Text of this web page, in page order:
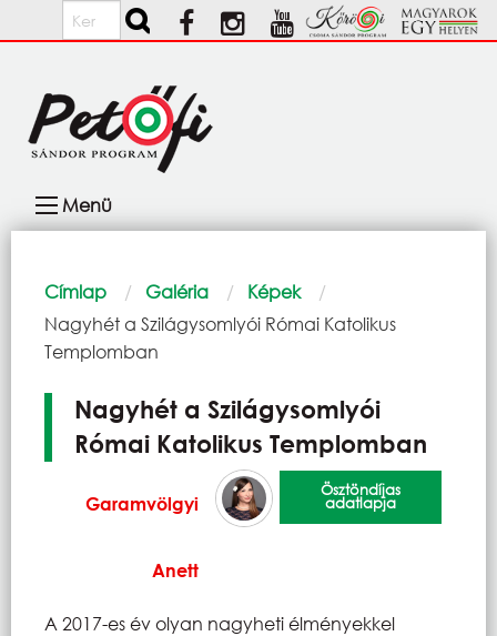
Ugrás a tartalomra
Keresés
navigáció
Menü
Morzsa
Címlap Galéria
Képek
Current:
Nagyhét a Szilágysomlyói Római Katolikus
Templomban
Nagyhét a Szilágysomlyói
Római Katolikus Templomban
Garamvölgyi
Anett
Ösztöndíjas
adatlapja
A 2017-es év olyan nagyheti élményekkel